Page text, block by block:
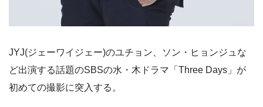
JYJ(ジェーワイジェー)のユチョン、ソン・ヒョンジュな
ど出演する話題のSBSの水・木ドラマ「Three Days」が
初めての撮影に突入する。